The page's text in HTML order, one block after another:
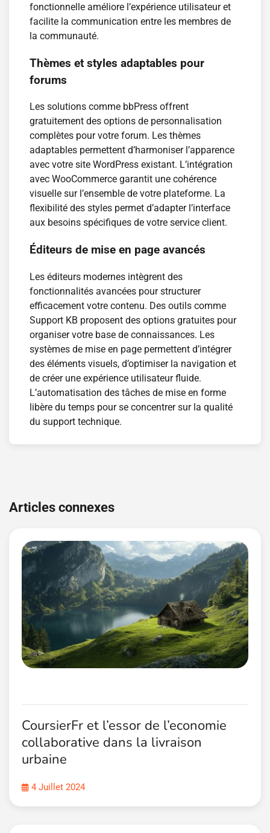
fonctionnelle améliore l’expérience utilisateur et
facilite la communication entre les membres de
la communauté.
Thèmes et styles adaptables pour
forums
Les solutions comme bbPress offrent
gratuitement des options de personnalisation
complètes pour votre forum. Les thèmes
adaptables permettent d’harmoniser l’apparence
avec votre site WordPress existant. L’intégration
avec WooCommerce garantit une cohérence
visuelle sur l’ensemble de votre plateforme. La
flexibilité des styles permet d’adapter l’interface
aux besoins spécifiques de votre service client.
Éditeurs de mise en page avancés
Les éditeurs modernes intègrent des
fonctionnalités avancées pour structurer
efficacement votre contenu. Des outils comme
Support KB proposent des options gratuites pour
organiser votre base de connaissances. Les
systèmes de mise en page permettent d’intégrer
des éléments visuels, d’optimiser la navigation et
de créer une expérience utilisateur fluide.
L’automatisation des tâches de mise en forme
libère du temps pour se concentrer sur la qualité
du support technique.
de
Articles connexes
CoursierFr et l’essor de l’economie
collaborative dans la livraison
urbaine
4 Juillet 2024